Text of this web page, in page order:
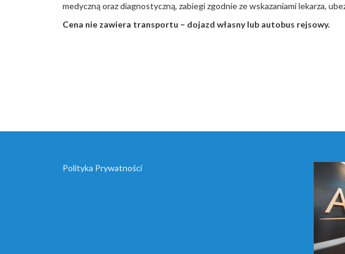
medyczną oraz diagnostyczną, zabiegi zgodnie ze wskazaniami lekarza,
Cena nie zawiera transportu – dojazd własny lub autobus rejsowy.
Polityka Prywatności